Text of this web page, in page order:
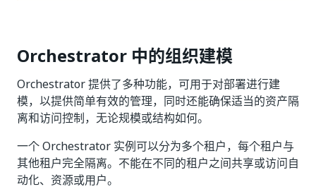
Orchestrator 中的组织建模
Orchestrator 提供了多种功能，可用于对部署进行建
模，以提供简单有效的管理，同时还能确保适当的资产隔
离和访问控制，无论规模或结构如何。
一个 Orchestrator 实例可以分为多个租户，每个租户与
其他租户完全隔离。不能在不同的租户之间共享或访问自
动化、资源或用户。